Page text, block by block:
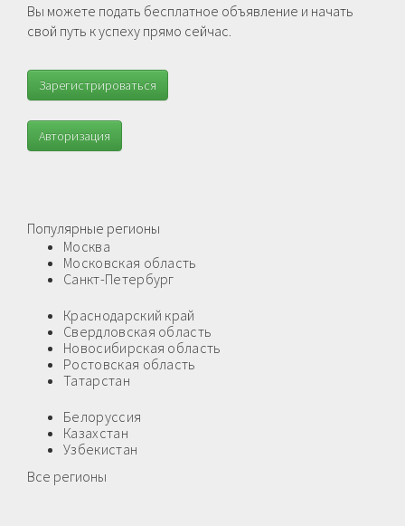
Вы можете подать бесплатное объявление и начать
свой путь к успеху прямо сейчас.
Зарегистрироваться
Авторизация
Популярные регионы
Москва
Московская область
Санкт-Петербург
Краснодарский край
Свердловская область
Новосибирская область
Ростовская область
Татарстан
Белоруссия
Казахстан
Узбекистан
Все регионы